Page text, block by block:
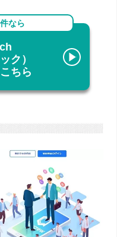
なら
ク）
ちら